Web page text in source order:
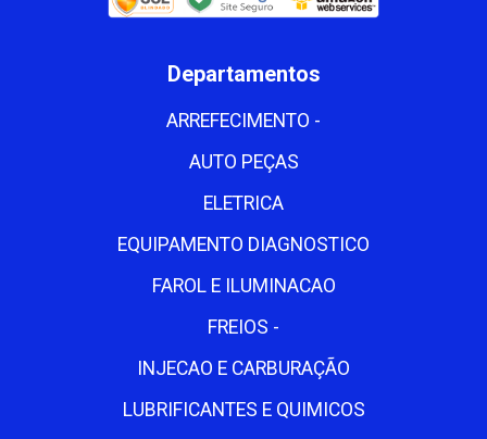
Departamentos
ARREFECIMENTO -
AUTO PEÇAS
ELETRICA
EQUIPAMENTO DIAGNOSTICO
FAROL E ILUMINACAO
FREIOS -
INJECAO E CARBURAÇÃO
LUBRIFICANTES E QUIMICOS